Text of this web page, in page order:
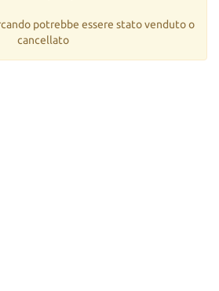
potrebbe essere stato venduto o
cancellato